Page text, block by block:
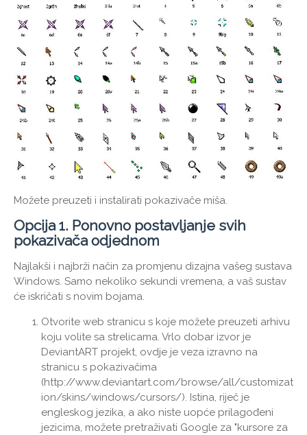
Možete preuzeti i instalirati pokazivače miša.
Opcija 1. Ponovno postavljanje svih
pokazivača odjednom
Najlakši i najbrži način za promjenu dizajna vašeg sustava
Windows. Samo nekoliko sekundi vremena, a vaš sustav
će iskričati s novim bojama.
Otvorite web stranicu s koje možete preuzeti arhivu
koju volite sa strelicama. Vrlo dobar izvor je
DeviantART projekt, ovdje je veza izravno na
stranicu s pokazivačima
(http://www.deviantart.com/browse/all/customizat
ion/skins/windows/cursors/). Istina, riječ je
engleskog jezika, a ako niste uopće prilagođeni
jezicima, možete pretraživati ​​Google za "kursore za